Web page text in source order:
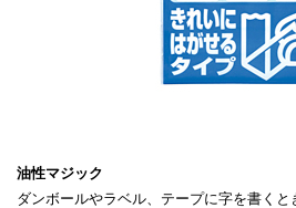
油性マジック
ダンボールやラベル、テープに字を書く